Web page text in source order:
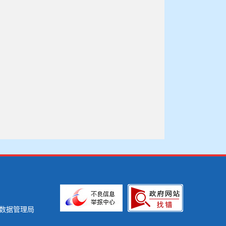
据管理局